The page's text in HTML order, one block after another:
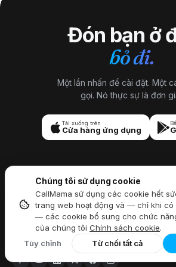
trường hợp khẩn cấp về điếc/khiếm thính
Đón bạn ở
bỏ đi.
Một lần nhấn để cài đặt. Một
gọi. Nó thực sự là đơn
Tải xuống trên
Cửa hàng ứng dụng
Luôn kết nối mọi lúc, mọi nơi,
Nói chuyện tự do trên toàn cầu.
Chúng tôi sử dụng cookie
CallMama sử dụng các cookie hết
trang web hoạt động và — chỉ khi có
— các cookie bổ sung cho chức
của chúng tôi Chính sách cookie.
Tùy chỉnh
Từ chối tất cả